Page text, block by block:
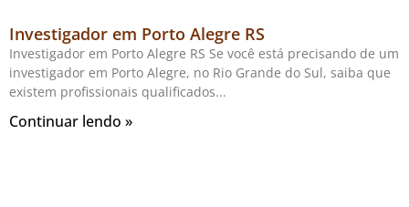
Investigador em Porto Alegre RS
Investigador em Porto Alegre RS Se você está precisando de um
investigador em Porto Alegre, no Rio Grande do Sul, saiba que
existem profissionais qualificados
Continuar lendo »